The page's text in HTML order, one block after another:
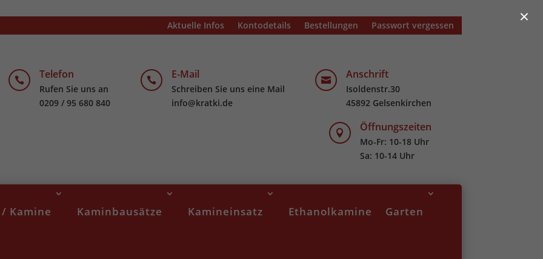
Aktuelle Infos Kontodetails Bestellungen Passwort vergessen
 Telefon
Rufen Sie uns an
0209 / 95 680 840
 E-Mail
Schreiben Sie uns eine Mail
info@kratki.de
 Anschrift
Isoldenstr.30
45892 Gelsenkirchen
 Öffnungszeiten
Mo-Fr: 10-18 Uhr
Sa: 10-14 Uhr
Kamine Kaminbausätze Kamineinsatz Ethanolkamine Garten
×